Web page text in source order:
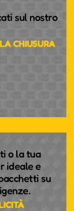
sul nostro
CHIUSURA
o la tua
ideale e
su